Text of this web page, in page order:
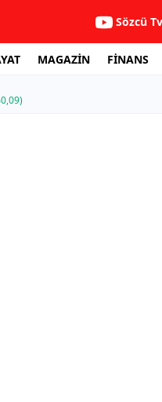
Sözcü Tv
MAGAZİN FİNANS